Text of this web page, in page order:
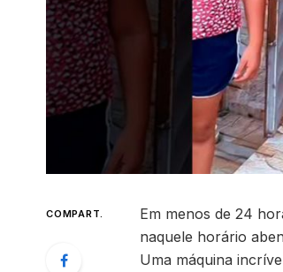
COMPART.
Em menos de 24
naquele horário
Uma máquina